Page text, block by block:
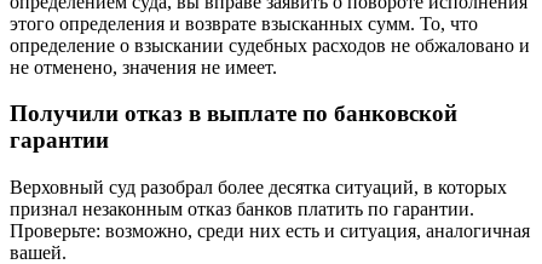
этого определения и возврате взысканных сумм. То, что
определение о взыскании судебных расходов не обжаловано и
не отменено, значения не имеет.
Получили отказ в выплате по банковской
гарантии
Верховный суд разобрал более десятка ситуаций, в которых
признал незаконным отказ банков платить по гарантии.
Проверьте: возможно, среди них есть и ситуация, аналогичная
вашей.